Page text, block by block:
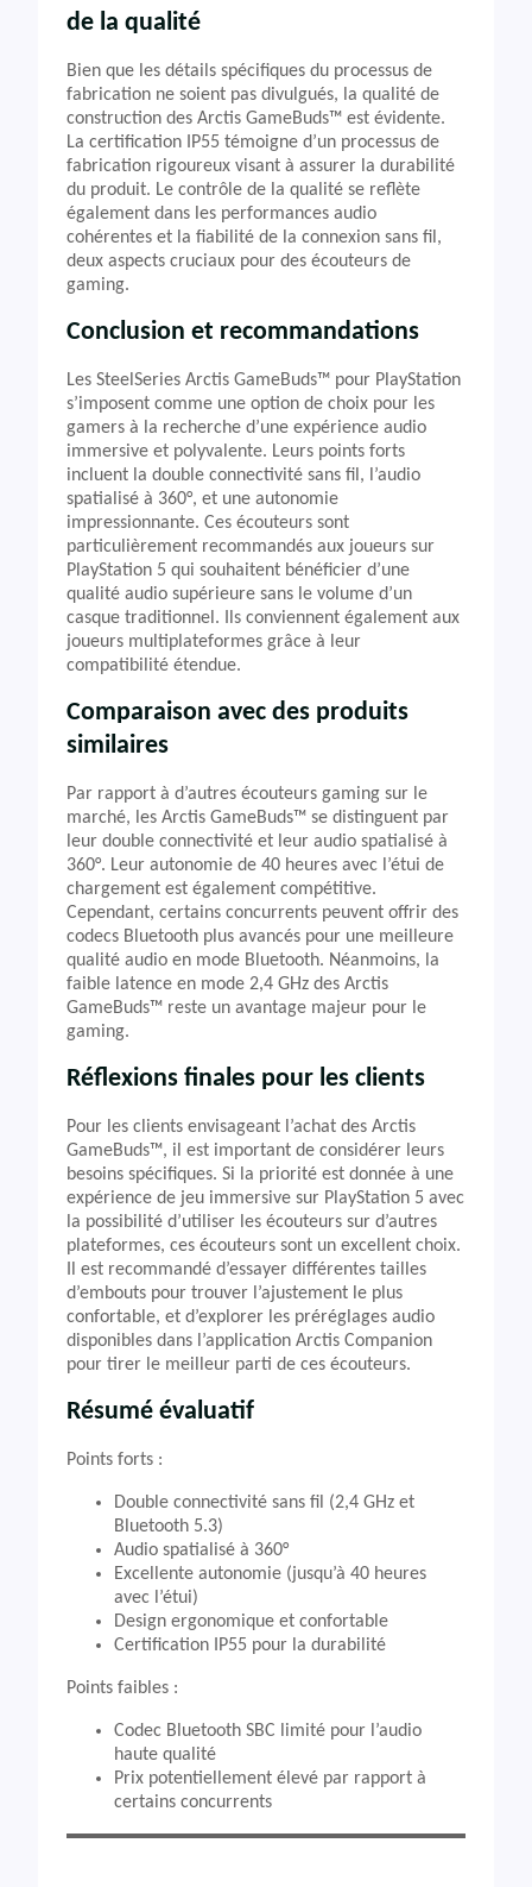
de la qualité
Bien que les détails spécifiques du processus de
fabrication ne soient pas divulgués, la qualité de
construction des Arctis GameBuds™ est évidente.
La certification IP55 témoigne d’un processus de
fabrication rigoureux visant à assurer la durabilité
du produit. Le contrôle de la qualité se reflète
également dans les performances audio
cohérentes et la fiabilité de la connexion sans fil,
deux aspects cruciaux pour des écouteurs de
gaming.
Conclusion et recommandations
Les SteelSeries Arctis GameBuds™ pour PlayStation
s’imposent comme une option de choix pour les
gamers à la recherche d’une expérience audio
immersive et polyvalente. Leurs points forts
incluent la double connectivité sans fil, l’audio
spatialisé à 360°, et une autonomie
impressionnante. Ces écouteurs sont
particulièrement recommandés aux joueurs sur
PlayStation 5 qui souhaitent bénéficier d’une
qualité audio supérieure sans le volume d’un
casque traditionnel. Ils conviennent également aux
joueurs multiplateformes grâce à leur
compatibilité étendue.
Comparaison avec des produits
similaires
Par rapport à d’autres écouteurs gaming sur le
marché, les Arctis GameBuds™ se distinguent par
leur double connectivité et leur audio spatialisé à
360°. Leur autonomie de 40 heures avec l’étui de
chargement est également compétitive.
Cependant, certains concurrents peuvent offrir des
codecs Bluetooth plus avancés pour une meilleure
qualité audio en mode Bluetooth. Néanmoins, la
faible latence en mode 2,4 GHz des Arctis
GameBuds™ reste un avantage majeur pour le
gaming.
Réflexions finales pour les clients
Pour les clients envisageant l’achat des Arctis
GameBuds™, il est important de considérer leurs
besoins spécifiques. Si la priorité est donnée à une
expérience de jeu immersive sur PlayStation 5 avec
la possibilité d’utiliser les écouteurs sur d’autres
plateformes, ces écouteurs sont un excellent choix.
Il est recommandé d’essayer différentes tailles
d’embouts pour trouver l’ajustement le plus
confortable, et d’explorer les préréglages audio
disponibles dans l’application Arctis Companion
pour tirer le meilleur parti de ces écouteurs.
Résumé évaluatif
Points forts :
Double connectivité sans fil (2,4 GHz et
Bluetooth 5.3)
Audio spatialisé à 360°
Excellente autonomie (jusqu’à 40 heures
avec l’étui)
Design ergonomique et confortable
Certification IP55 pour la durabilité
Points faibles :
Codec Bluetooth SBC limité pour l’audio
haute qualité
Prix potentiellement élevé par rapport à
certains concurrents